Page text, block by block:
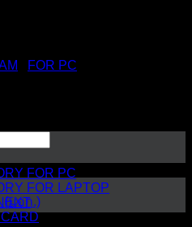
FOR PC
FOR LAPTOP
FOR PC
(มอก.)